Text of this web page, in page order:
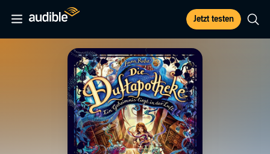
Jetzt testen